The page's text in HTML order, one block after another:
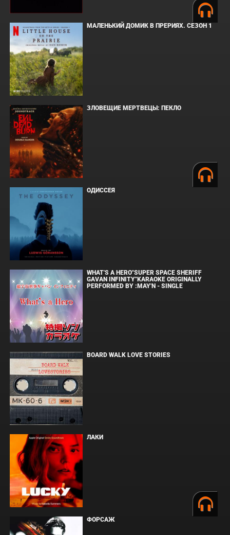
МАЛЕНЬКИЙ ДОМИК В ПРЕРИЯХ. СЕЗОН 1
ЗЛОВЕЩИЕ МЕРТВЕЦЫ: ПЕКЛО
ОДИССЕЯ
WHAT'S A HERO"SUPER SPACE SHERIFF
GAVAN INFINITY"KARAOKE ORIGINALLY
PERFORMED BY :MAY'N - SINGLE
BOARD WALK LOVE STORIES
ЛАКИ
ФОРСАЖ